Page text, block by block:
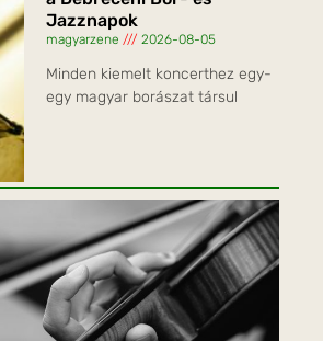
Jazznapok
magyarzene 2026-08-05
Minden kiemelt koncerthez egy-
egy magyar borászat társul